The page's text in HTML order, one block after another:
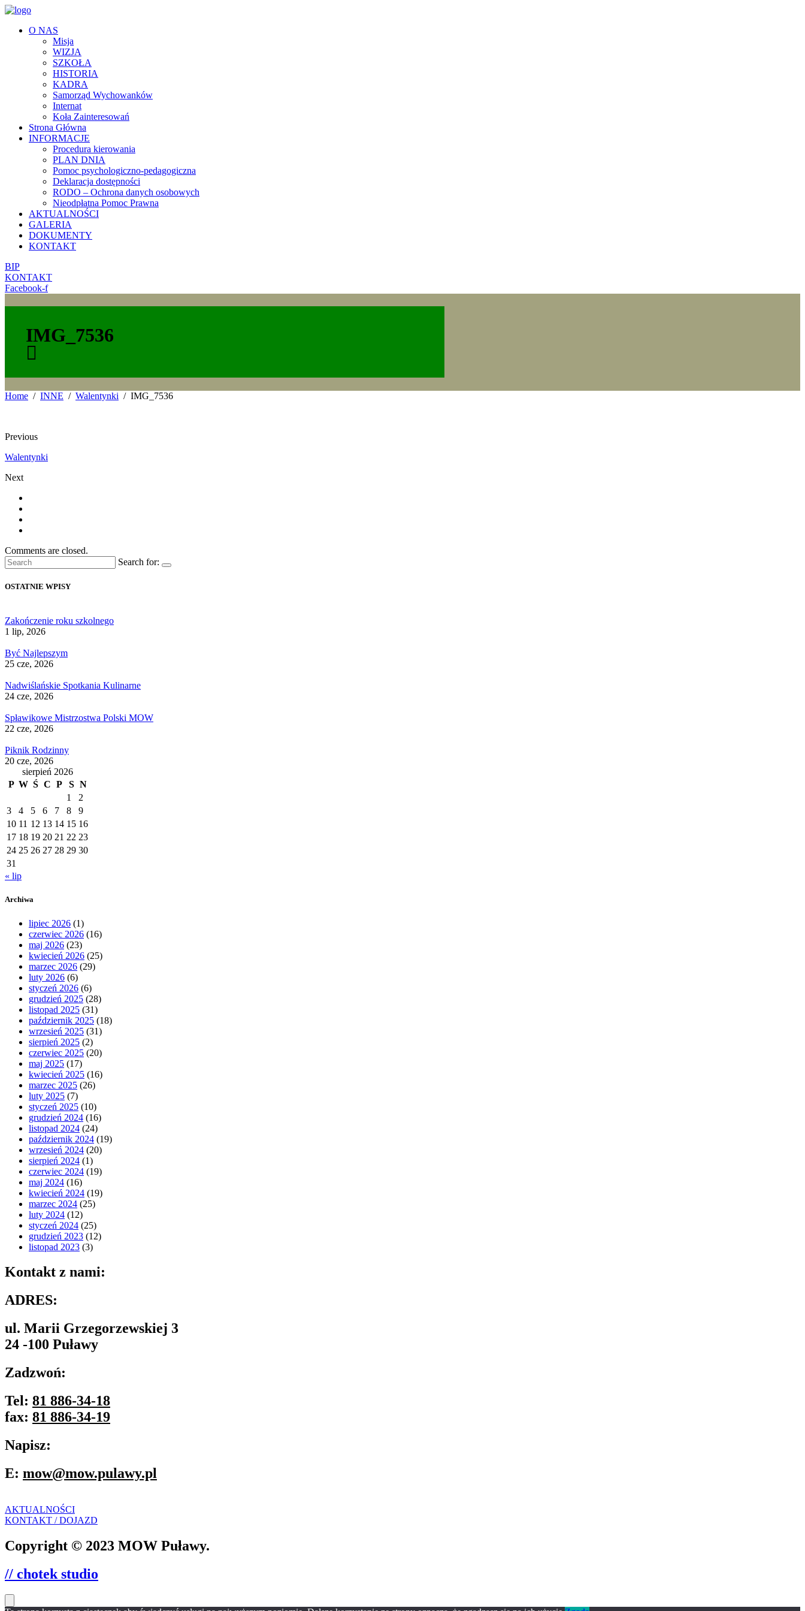
O NAS
Misja
WIZJA
SZKOŁA
HISTORIA
KADRA
Samorząd Wychowanków
Internat
Koła Zainteresowań
Strona Główna
INFORMACJE
Procedura kierowania
PLAN DNIA
Pomoc psychologiczno-pedagogiczna
Deklaracja dostępności
RODO – Ochrona danych osobowych
Nieodpłatna Pomoc Prawna
AKTUALNOŚCI
GALERIA
DOKUMENTY
KONTAKT
BIP
KONTAKT
Facebook-f
IMG_7536
Home INNE Walentynki IMG_7536
Previous
Walentynki
Next
Comments are closed.
Search for:
OSTATNIE WPISY
Zakończenie roku szkolnego
1 lip, 2026
Być Najlepszym
25 cze, 2026
Nadwiślańskie Spotkania Kulinarne
24 cze, 2026
Spławikowe Mistrzostwa Polski MOW
22 cze, 2026
Piknik Rodzinny
20 cze, 2026
sierpień 2026
P W Ś C P S N
1
2
3
4 5 6 7 8
9
10 11 12 13 14 15 16
17 18 19 20 21 22 23
24 25 26 27 28 29 30
31
« lip
Archiwa
lipiec 2026 (1)
czerwiec 2026 (16)
maj 2026 (23)
kwiecień 2026 (25)
marzec 2026 (29)
luty 2026 (6)
styczeń 2026 (6)
grudzień 2025 (28)
listopad 2025 (31)
październik 2025 (18)
wrzesień 2025 (31)
sierpień 2025 (2)
czerwiec 2025 (20)
maj 2025 (17)
kwiecień 2025 (16)
marzec 2025 (26)
luty 2025 (7)
styczeń 2025 (10)
grudzień 2024 (16)
listopad 2024 (24)
październik 2024 (19)
wrzesień 2024 (20)
sierpień 2024 (1)
czerwiec 2024 (19)
maj 2024 (16)
kwiecień 2024 (19)
marzec 2024 (25)
luty 2024 (12)
styczeń 2024 (25)
grudzień 2023 (12)
listopad 2023 (3)
Kontakt z nami:
ADRES:
ul. Marii Grzegorzewskiej 3
24 -100 Puławy
Zadzwoń:
Tel: 81 886-34-18
fax: 81 886-34-19
Napisz:
E: mow@mow.pulawy.pl
AKTUALNOŚCI
KONTAKT / DOJAZD
Copyright © 2023 MOW Puławy.
// chotek studio